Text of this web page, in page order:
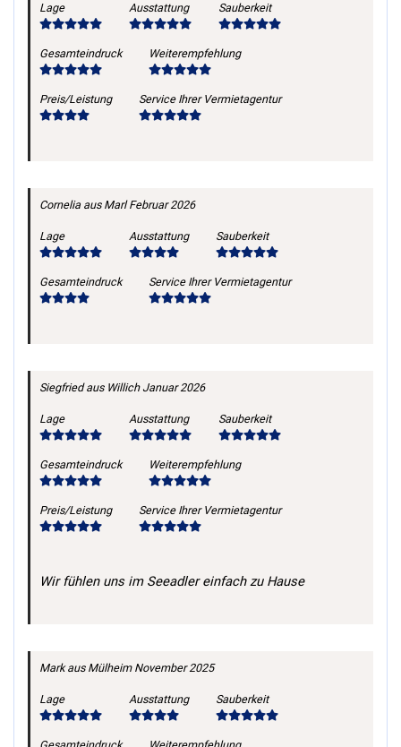
Lage Ausstattung Sauberkeit
Gesamteindruck Weiterempfehlung
Preis/Leistung Service Ihrer Vermietagentur
Cornelia aus Marl Februar 2026
Lage Ausstattung Sauberkeit
Gesamteindruck Service Ihrer Vermietagentur
Siegfriedaus Willich Januar 2026
Lage Ausstattung Sauberkeit
Gesamteindruck Weiterempfehlung
Preis/Leistung Service Ihrer Vermietagentur
Wir fühlen uns im Seeadler einfach zu Hause
Markaus Mülheim November 2025
Lage Ausstattung Sauberkeit